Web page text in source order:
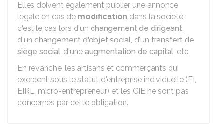
Elles doivent également publier une annonce
légale en cas de modification dans la société :
c'est le cas lors d'un changement de dirigeant,
d'un changement d'objet social, d'un transfert de
siège social, d'une augmentation de capital, etc.
En revanche, les artisans et commerçants qui
exercent sous le statut d'entreprise individuelle (EI,
EIRL, micro-entrepreneur) et les GIE ne sont pas
concernés par cette obligation.